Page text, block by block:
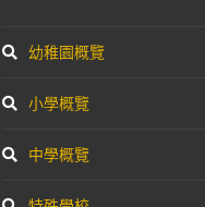
幼稚園概覽
小學概覽
中學概覽